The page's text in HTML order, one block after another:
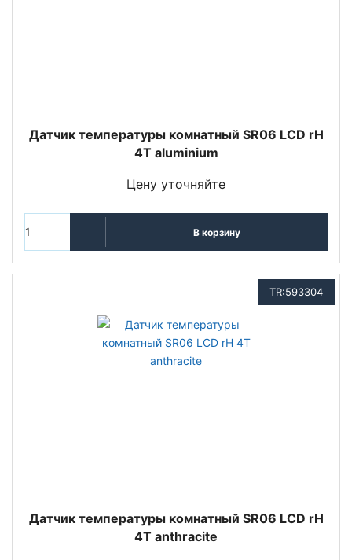
Датчик температуры комнатный SR06 LCD rH
4T aluminium
Цену уточняйте
В корзину
TR:593304
Датчик температуры комнатный SR06 LCD rH
4T anthracite